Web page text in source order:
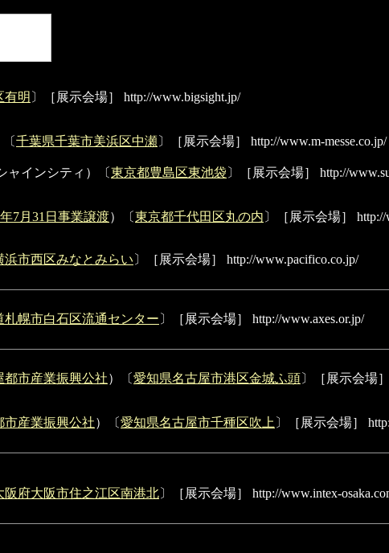
有明 〕［展示会場］ http://www.bigsight.jp/
千葉県千葉市美浜区中瀬〕［展示会場］ http://www.m-messe.co.jp/
ャインシティ）〔東京都豊島区東池袋 〕［展示会場］ http://
7月31日事業譲渡）〔東京都千代田区丸の内 〕［展示会場］
浜市西区みなとみらい 〕［展示会場］ http://www.pacifico.co.jp/
札幌市白石区流通センター 〕［展示会場］ http://www.axes.or.jp/
都市産業振興公社）〔愛知県名古屋市港区金城ふ頭〕［展示会場
市産業振興公社）〔愛知県名古屋市千種区吹上 〕［展示会場］
阪府大阪市住之江区南港北〕［展示会場］ http://www.intex-